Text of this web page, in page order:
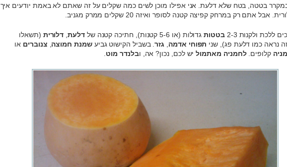
בטטה, בטח שלא דלעת. אני אפילו מוכן לשים כמה שקלים על זה שאתם לא באמת יודעים איך
אבל אתם רק במרחק קפיצה קטנה לסופר ואיזה 20 שקלים ממרק מגניב.
ללכת ולקנות 2-3 בטטותגדולות (או 5-6 קטנות), חתיכה קטנה של דלעת, דלורית (תשאלו
נראה כמו דלעת פג), שני תפוחי אדמה גזר. בשביל הקישוט גביעשמנת חמוצה צנוברים או
קלופים.לחמניה מאתמוליש לכם, נכון? אה, ובלנדר מוט